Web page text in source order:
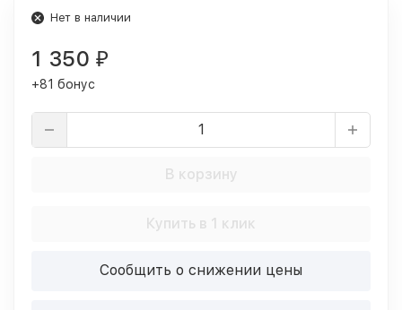
Нет в наличии
1 350 ₽
+81 бонус
В корзину
Купить в 1 клик
Сообщить о снижении цены